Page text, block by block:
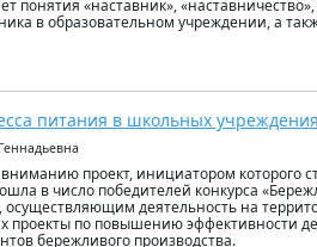
понятия «наставник»,
в образовательном учреждении, а
питания в школьных
проект, инициатором которого
в число победителей конкурса
осуществляющим деятельность на
проекты по повышению эффективности
бережливого производства.